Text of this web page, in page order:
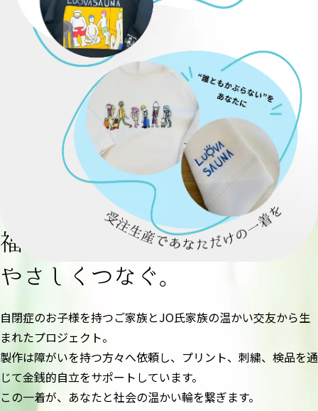
あなたの一着 が、
福祉
やさしくつなぐ。
自閉症のお子様を持つご家族とJO氏家族の温かい交友から生
まれたプロジェクト。
製作は障がいを持つ方々へ依頼し、プリント、刺繍、検品を通
じて金銭的自立をサポートしています。
この一着が、あなたと社会の温かい輪を繋ぎます。